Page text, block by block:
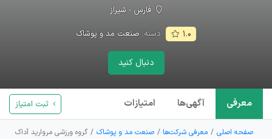
فارس - شیراز
۱.۰ دسته: صنعت مد و پوشاک
دنبال کنید
معرفی آگهی‌ها امتیازات ثبت امتیاز
صفحه اصلی معرفی شرکت‌ها صنعت مد و پوشاک گروه ورزشی مروارید آداک